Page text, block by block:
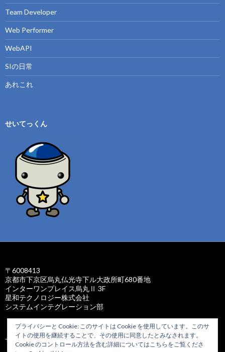
Team Developer
Web Performer
WebAPI
SIの日常
あれこれ
せいてっくん
〒6008413
京都市下京区烏丸仏光寺下ル大政所町680番地
インターワンプレイス烏丸Ⅱ 3F
星和テクノロジー株式会社
システムインテグレーション部
サイトマップ
プライバシーと Cookie: このサイトは Cookie を使用しています。このサ
イトの使用を継続することで、その使用に同意したとみなされます。
Cookie のコントロール方法を含む詳細についてはこちらをご覧くださ